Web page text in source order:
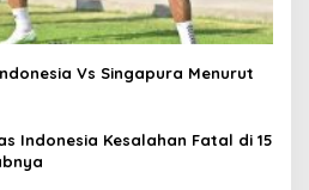
Vs Singapura Menurut
Indonesia Kesalahan Fatal di 15